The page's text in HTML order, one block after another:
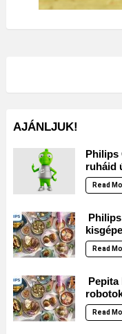
AJÁNLJUK!
Philips
ruháid
Read
Read
Pepita
Read